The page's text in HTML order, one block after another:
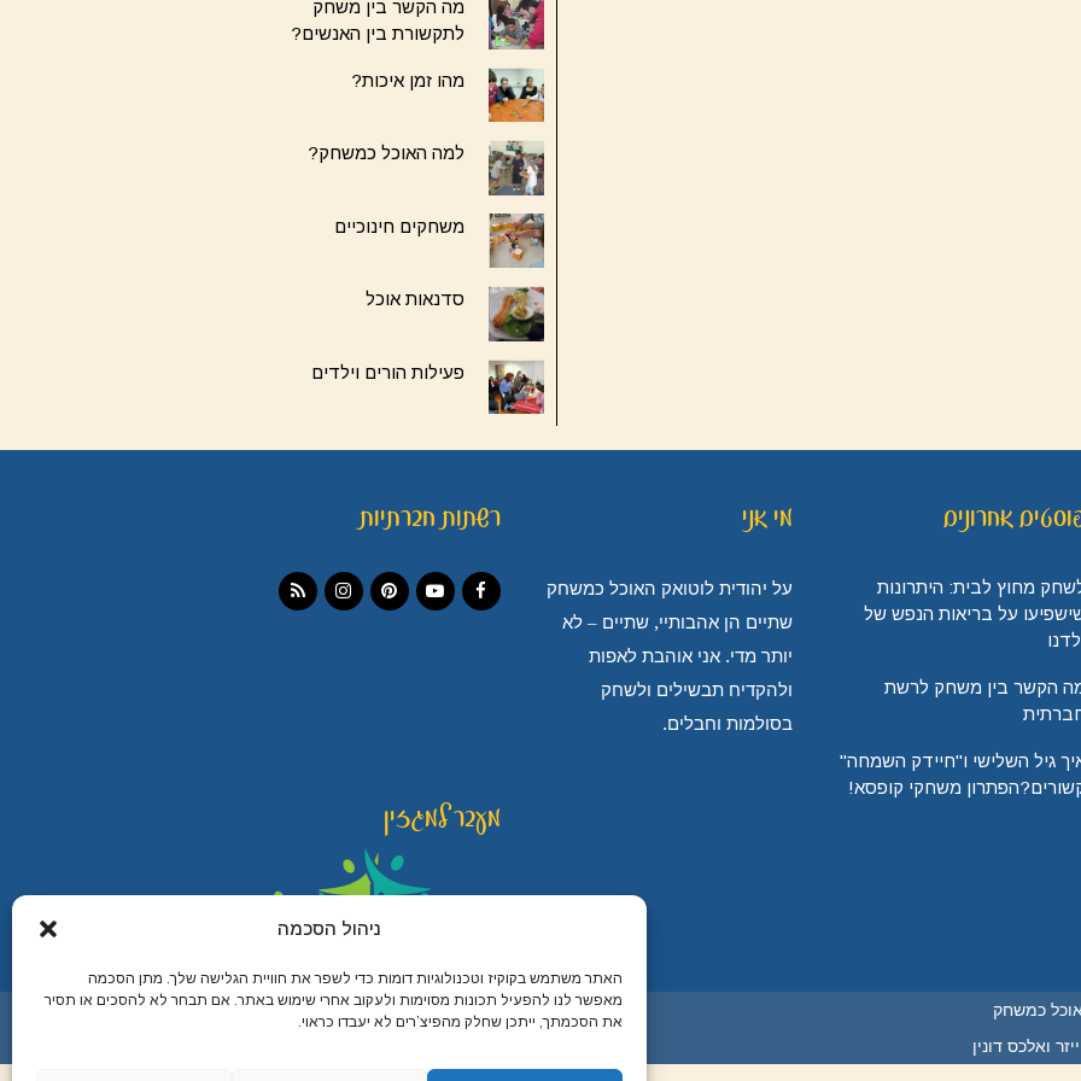
ניהול הסכמה
האתר משתמש בקוקיז וטכנולוגיות דומות כדי לשפר את חוויית הגלישה שלך. מתן הסכמה
מאפשר לנו להפעיל תכונות מסוימות ולעקוב אחרי שימוש באתר. אם תבחר לא להסכים או תסיר
את הסכמתך, ייתכן שחלק מהפיצ’רים לא יעבדו כראוי.
מה הקשר בין משחק
לתקשורת בין האנשים?
מהו זמן איכות?
למה האוכל כמשחק?
משחקים חינוכיים
סדנאות אוכל
פעילות הורים וילדים
אחרונים
מחוץ לבית: היתרונות
על בריאות הנפש של
הקשר בין משחק לרשת
גיל השלישי ו"חיידק השמחה"
משחקי קופסא!
מי אני
על יהודית לוטואק האוכל כמשחק
שתיים הן אהבותיי, שתיים – לא
יותר מדי. אני אוהבת לאפות
ולהקדיח תבשילים ולשחק
בסולמות וחבלים.
רשתות חברתיות
מעבר למגזין
כמשחק
ואלכס דונין
מיתוג עיצוב ובניית אתרים